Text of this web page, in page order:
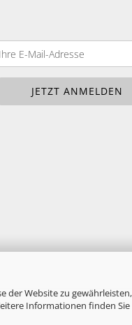
der Website zu
Informationen finden Sie
© 2026